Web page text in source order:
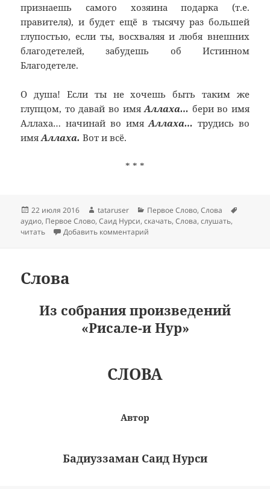
признаешь самого хозяина подарка (т.е.
правителя), и будет ещё в тысячу раз большей
глупостью, если ты, восхваляя и любя внешних
благодетелей, забудешь об Истинном
Благодетеле.
О душа! Если ты не хочешь быть таким же
глупцом, то давай во имяАллаха… бери во имя
Аллаха… начинай во имяАллаха… трудись во
имяАллаха. Вот и всё.
* * *
Опубликовано
22 июля 2016 Автор
tataruser Рубрики
Первое Слово,Слова
аудио, Первое Слово,Саид Нурси,скачать,Слова,слушать,
читать
Добавить комментарий
Слова
Из собрания произведений
«Рисале-и Нур»
СЛОВА
Автор
Бадиуззаман Саид Нурси